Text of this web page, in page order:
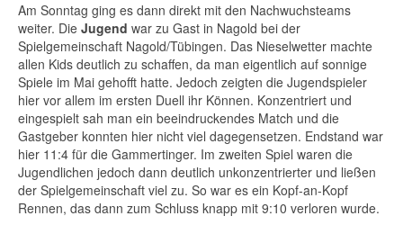
Am Sonntag ging es dann direkt mit den Nachwuchsteams
weiter. Die Jugend war zu Gast in Nagold bei der
Spielgemeinschaft Nagold/Tübingen. Das Nieselwetter machte
allen Kids deutlich zu schaffen, da man eigentlich auf sonnige
Spiele im Mai gehofft hatte. Jedoch zeigten die Jugendspieler
hier vor allem im ersten Duell ihr Können. Konzentriert und
eingespielt sah man ein beeindruckendes Match und die
Gastgeber konnten hier nicht viel dagegensetzen. Endstand war
hier 11:4 für die Gammertinger. Im zweiten Spiel waren die
Jugendlichen jedoch dann deutlich unkonzentrierter und ließen
der Spielgemeinschaft viel zu. So war es ein Kopf-an-Kopf
Rennen, das dann zum Schluss knapp mit 9:10 verloren wurde.